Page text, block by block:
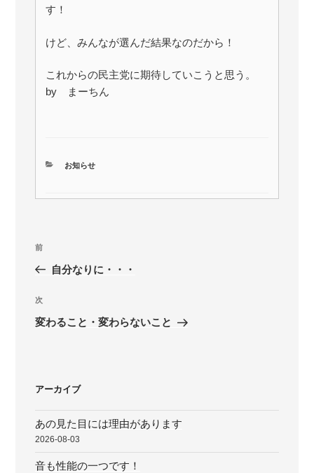
す！
けど、みんなが選んだ結果なのだから！
これからの民主党に期待していこうと思う。
by まーちん
カ
お知らせ
投
ナ
ビ
ゲ
ン
前
の
稿
前
自分なりに・・・
次
の
次
変わること・変わらないこと
アーカイブ
あの見た目には理由があります
2026-08-03
音も性能の一つです！